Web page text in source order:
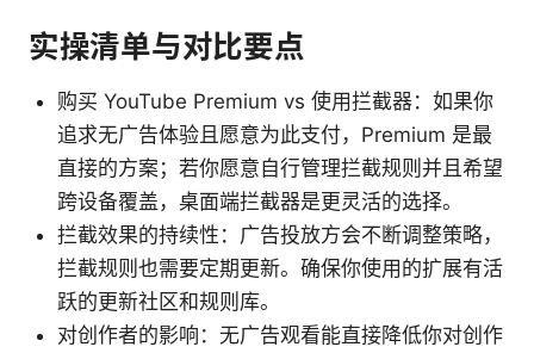
实操清单与对比要点
购买 YouTube Premium vs 使用拦截器：如果你
追求无广告体验且愿意为此支付，Premium 是最
直接的方案；若你愿意自行管理拦截规则并且希望
跨设备覆盖，桌面端拦截器是更灵活的选择。
拦截效果的持续性：广告投放方会不断调整策略，
拦截规则也需要定期更新。确保你使用的扩展有活
跃的更新社区和规则库。
对创作者的影响：无广告观看能直接降低你对创作